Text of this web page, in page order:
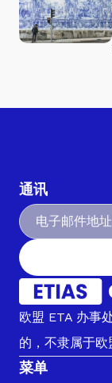
通讯
欧盟 ETA 办事
的，不隶属于欧
菜单